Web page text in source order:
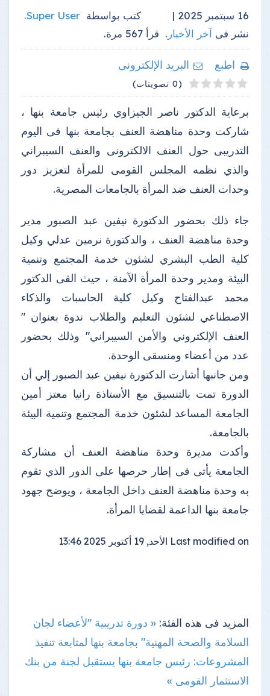
16 سبتمبر 2025 | كتب بواسطة Super User
.
نشر فى آخر الأخبار . قرأ 567 مرة.
اطبع
البريد الإلكترونى
1
2
3
4
5 (0 تصويتات)
برعاية الدكتور ناصر الجيزاوي رئيس جامعة بنها ،
شاركت وحدة مناهضة العنف بجامعة بنها فى اليوم
التدريبى حول العنف الالكترونى والعنف السيبراني
والذي نظمه المجلس القومى للمرأة لتعزيز دور
وحدات العنف ضد المرأة بالجامعات المصرية.
جاء ذلك بحضور الدكتورة نيفين عبد الصبور مدير
وحدة مناهضة العنف ، والدكتورة نرمين عدلي وكيل
كلية الطب البشري لشئون خدمة المجتمع وتنمية
البيئة ومدير وحدة المرأة الآمنة ، حيث القى الدكتور
محمد عبدالفتاح وكيل كلية الحاسبات والذكاء
الاصطناعي لشئون التعليم والطلاب ندوة بعنوان "
العنف الإلكتروني والأمن السيبراني" وذلك بحضور
عدد من أعضاء ومنسقى الوحدة.
ومن جانبها أشارت الدكتورة نيفين عبد الصبور إلي أن
الدورة تمت بالتنسيق مع الأستاذة رانيا معتز أمين
الجامعة المساعد لشئون خدمة المجتمع وتنمية البيئة
بالجامعة.
وأكدت مديرة وحدة مناهضة العنف أن مشاركة
الجامعة يأتى فى إطار حرصها على الدور الذي تقوم
به وحدة مناهضة العنف داخل الجامعة ، ويوضح جهود
جامعة بنها الداعمة لقضايا المرأة.
Last modified on الأحد, 19 أكتوبر 2025 13:46
المزيد فى هذه الفئة: « دورة تدريبية "لأعضاء لجان
السلامة والصحة المهنية" بجامعة بنها لمتابعة تنفيذ
المشروعات: رئيس جامعة بنها يستقبل لجنة من بنك
الاستثمار القومى »